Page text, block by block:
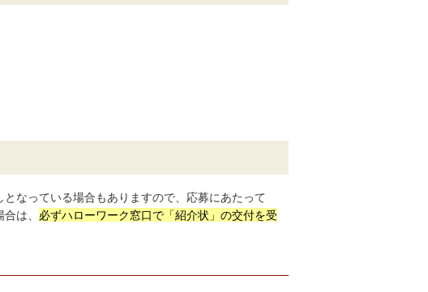
なっている場合もありますので、応募にあたって
は、 必ずハローワーク窓口で「紹介状」の交付を受